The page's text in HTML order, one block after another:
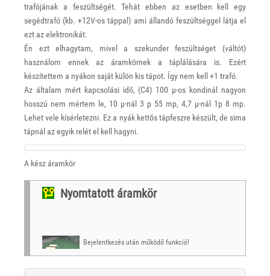
trafójának a feszültségét. Tehát ebben az esetben kell egy
segédtrafó (kb. +12V-os táppal) ami állandó feszültséggel látja el
ezt az elektronikát.
Én ezt elhagytam, mivel a szekunder feszültséget (váltót)
használom ennek az áramkörnek a táplálására is. Ezért
készítettem a nyákon saját külön kis tápot. Így nem kell +1 trafó.
Az általam mért kapcsolási idő, (C4) 100 µ-os kondinál nagyon
hosszú nem mértem le, 10 µ-nál 3 p 55 mp, 4,7 µ-nál 1p 8 mp.
Lehet vele kísérletezni. Ez a nyák kettős tápfeszre készült, de sima
tápnál az egyik relét el kell hagyni.
A kész áramkör
Nyomtatott áramkör
Bejelentkezés után működő funkció!